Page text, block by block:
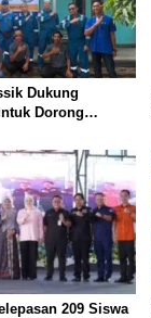
Dukung
Dorong
209 Siswa